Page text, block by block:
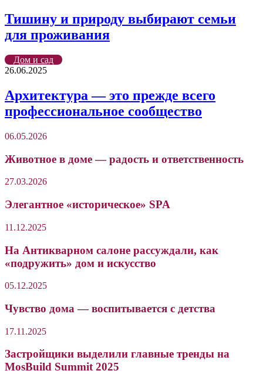
Тишину и природу выбирают семьи
для проживания
Дом и сад
26.06.2025
Архитектура — это прежде всего
профессиональное сообщество
06.05.2026
Животное в доме — радость и ответственность
27.03.2026
Элегантное «историческое» SPA
11.12.2025
На Антикварном салоне рассуждали, как
«подружить» дом и искусство
05.12.2025
Чувство дома — воспитывается с детства
17.11.2025
Застройщики выделили главные тренды на
MosBuild Summit 2025